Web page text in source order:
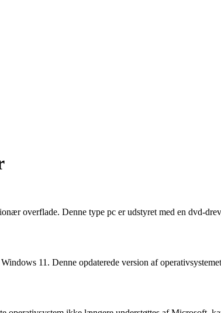
overflade. Denne type pc er udstyret med en dvd-
11. Denne opdaterede version af